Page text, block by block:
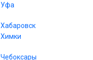
Уфа
Хабаровск
Химки
Чебоксары